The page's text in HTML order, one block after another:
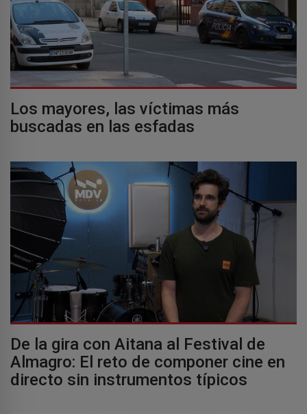
Los mayores, las víctimas más
buscadas en las esfadas
De la gira con Aitana al Festival de
Almagro: El reto de componer cine en
directo sin instrumentos típicos